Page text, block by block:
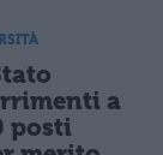
a
posti